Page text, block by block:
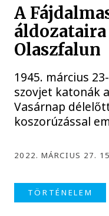
A
Olaszfalun
1945. március
szovjet katonák
Vasárnap
koszorúzással
2022. MÁRCIUS 27.
TÖRTÉNELEM